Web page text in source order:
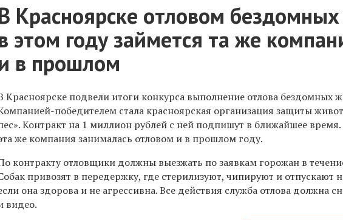
Красноярске отловом бездомных
этом году займется та же
в прошлом
Красноярске подвели итоги конкурса выполнение отлова бездомных
победителем стала красноярская организация защиты
Контракт на 1 миллион рублей с ней подпишут в ближайшее
же компания занималась отловом и в прошлом году.
контракту отловщики должны выезжать по заявкам горожан в
привозят в передержку, где стерилизуют, чипируют и отпускают
она здорова и не агрессивна. Все действия служба отлова должна
видео.